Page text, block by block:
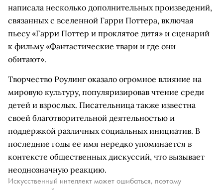
написала несколько дополнительных произведений,
связанных с вселенной Гарри Поттера, включая
пьесу «Гарри Поттер и проклятое дитя» и сценарий
к фильму «Фантастические твари и где они
обитают».
Творчество Роулинг оказало огромное влияние на
мировую культуру, популяризировав чтение среди
детей и взрослых. Писательница также известна
своей благотворительной деятельностью и
поддержкой различных социальных инициатив. В
последние годы ее имя нередко упоминается в
контексте общественных дискуссий, что вызывает
неоднозначную реакцию.
Искусственный интеллект может ошибаться, поэтому